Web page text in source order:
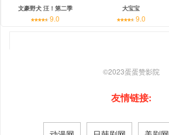
文豪野犬 汪！第二季
9.0
大宝宝
9.0
©2023蛋蛋赞影院
友情链接: